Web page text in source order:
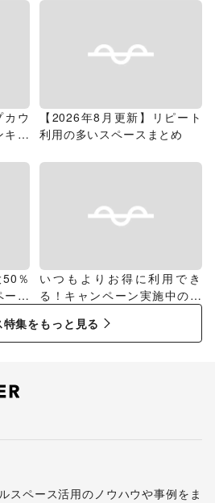
カウ
キン
【2026年8月更新】リピート
利用の多いスペースまとめ
％
ーン
いつもよりお得に利用でき
る！キャンペーン実施中のス
特集をもっと見る
スペース活用のノウハウや事例をま